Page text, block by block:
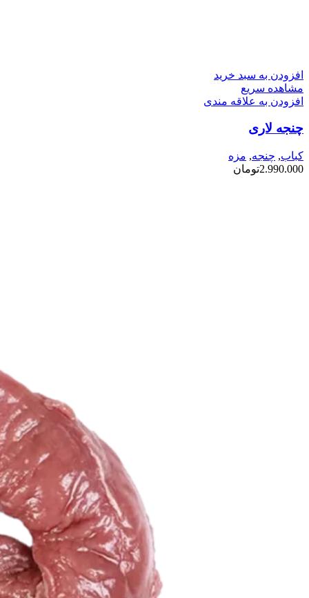
افزودن به سبد خرید
مشاهده سریع
افزودن به علاقه مندی
چنجه لاری
کباب, چنجه, مزه
2.990.000تومان